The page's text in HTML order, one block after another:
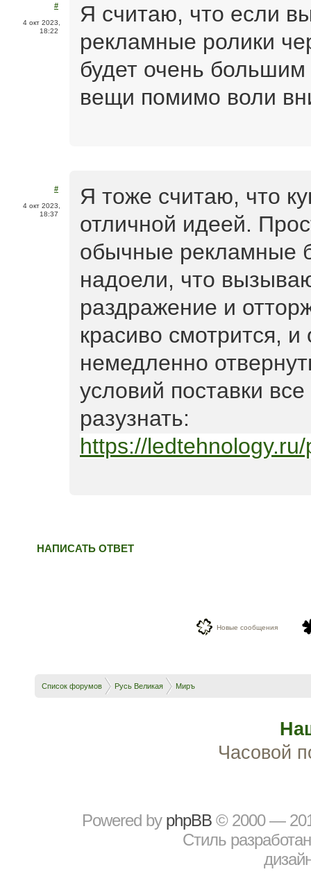
#
4 окт 2023,
18:22
Я считаю, что если
рекламные ролики
будет очень
вещи помимо воли
#
4 окт 2023,
18:37
Я тоже считаю, что
отличной идеей.
обычные рекламные
надоели, что
раздражение и
красиво смотрится,
немедленно
условий поставки
разузнать:
https://
НАПИСАТЬ ОТВЕТ
Новые сообщения
Список форумов Русь Великая Миръ
Часовой
Powered by рhрBВ © 2000 —
Стиль